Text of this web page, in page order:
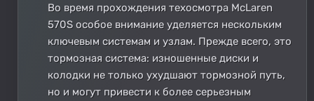
Во время прохождения техосмотра McLaren
570S особое внимание уделяется нескольким
ключевым системам и узлам. Прежде всего, это
тормозная система: изношенные диски и
колодки не только ухудшают тормозной путь,
но и могут привести к более серьезным